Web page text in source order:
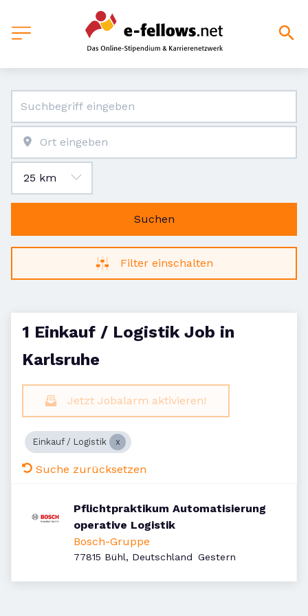
Suchen
Filter einschalten
1 Einkauf / Logistik Job in
Karlsruhe
Jetzt Jobalarm aktivieren!
Einkauf / Logistik
Suche zurücksetzen
Pflichtpraktikum Automatisierung
operative Logistik
Bosch-Gruppe
77815 Bühl, Deutschland Veröffentlicht
Gestern